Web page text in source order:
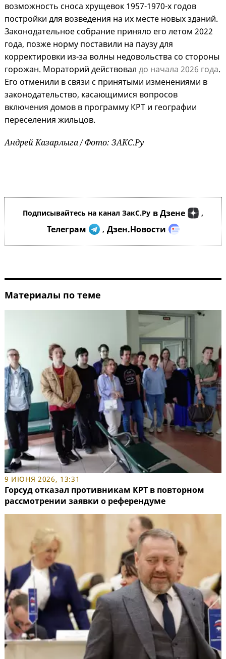
возможность сноса хрущевок 1957-1970-х годов
постройки для возведения на их месте новых зданий.
Законодательное собрание приняло его летом 2022
года, позже норму поставили на паузу для
корректировки из-за волны недовольства со стороны
горожан. Мораторий действовал до начала 2026 года.
Его отменили в связи с принятыми изменениями в
законодательство, касающимися вопросов
включения домов в программу КРТ и географии
переселения жильцов.
Андрей Казарлыга / Фото: ЗАКС.Ру
Подписывайтесь на канал ЗакС.Ру в Дзене ,
Телеграм , Дзен.Новости
Материалы по теме
9 ИЮНЯ 2026, 13:31
Горсуд отказал противникам КРТ в повторном
рассмотрении заявки о референдуме